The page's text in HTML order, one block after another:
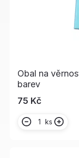
Obal na
barev
75 Kč
ks